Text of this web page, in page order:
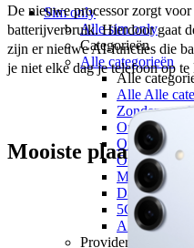
Sim only
Alle sim only
Categorieën
Alle categorieën
Alle
Alle Alle
Zonder
Onbeperkt
Onbeperkt
Onbeperkt
Maandelijks
Data only
5G
Alleen bellen
Providers
De nieuwe processor zorgt
batterijverbruik. Hierdoor gaat
zijn er nieuwe AI-functies die
je niet elke dag je telefoon op te
Mooiste plaatjes